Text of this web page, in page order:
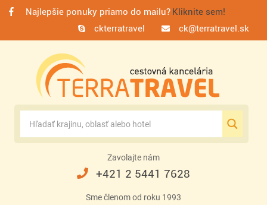
Najlepšie ponuky priamo do mailu? Kliknite sem!
ckterratravel
ck@terratravel.sk
Zavolajte nám
+421 2 5441 7628
Sme členom od roku 1993